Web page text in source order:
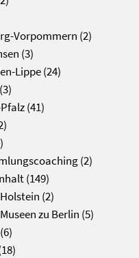
Vorpommern (2)
(3)
Lippe(24)
(3)
(41)
(2)
(149)
(2)
zu Berlin (5)
(6)